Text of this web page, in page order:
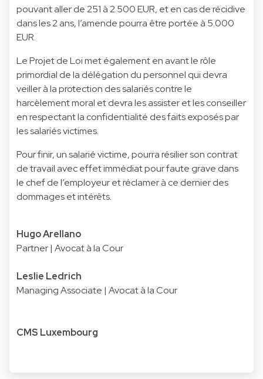
pouvant aller de 251 à 2.500 EUR, et en cas de récidive
dans les 2 ans, l’amende pourra être portée à 5.000
EUR.
Le Projet de Loi met également en avant le rôle
primordial de la délégation du personnel qui devra
veiller à la protection des salariés contre le
harcèlement moral et devra les assister et les conseiller
en respectant la confidentialité des faits exposés par
les salariés victimes.
Pour finir, un salarié victime, pourra résilier son contrat
de travail avec effet immédiat pour faute grave dans
le chef de l’employeur et réclamer à ce dernier des
dommages et intérêts.
Hugo Arellano
Partner | Avocat à la Cour
Leslie Ledrich
Managing Associate | Avocat à la Cour
CMS Luxembourg